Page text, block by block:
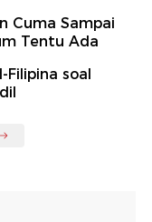
Cuma Sampai
Tentu Ada
Filipina soal